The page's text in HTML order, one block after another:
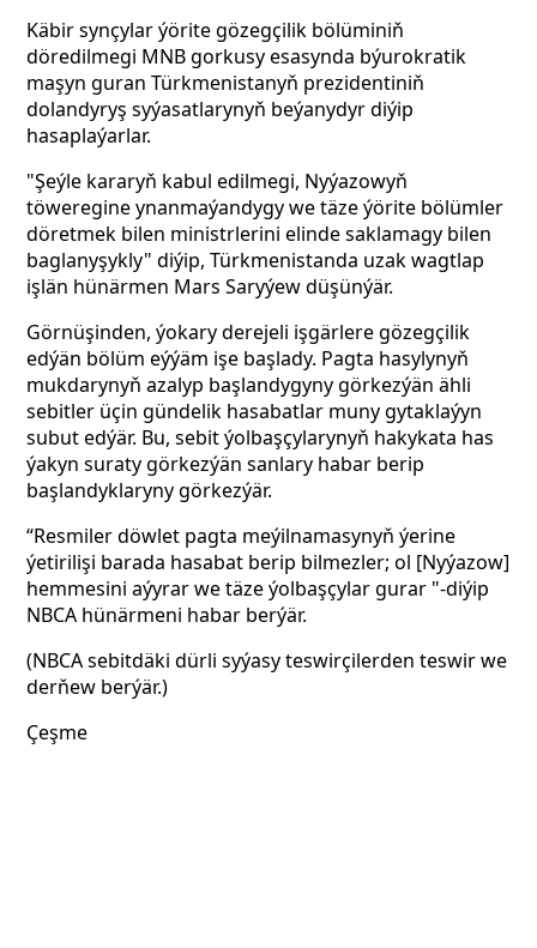
Käbir synçylar ýörite gözegçilik bölüminiň
döredilmegi MNB gorkusy esasynda býurokratik
maşyn guran Türkmenistanyň prezidentiniň
dolandyryş syýasatlarynyň beýanydyr diýip
hasaplaýarlar.
"Şeýle kararyň kabul edilmegi, Nyýazowyň
töweregine ynanmaýandygy we täze ýörite bölümler
döretmek bilen ministrlerini elinde saklamagy bilen
baglanyşykly" diýip, Türkmenistanda uzak wagtlap
işlän hünärmen Mars Saryýew düşünýär.
Görnüşinden, ýokary derejeli işgärlere gözegçilik
edýän bölüm eýýäm işe başlady. Pagta hasylynyň
mukdarynyň azalyp başlandygyny görkezýän ähli
sebitler üçin gündelik hasabatlar muny gytaklaýyn
subut edýär. Bu, sebit ýolbaşçylarynyň hakykata has
ýakyn suraty görkezýän sanlary habar berip
başlandyklaryny görkezýär.
“Resmiler döwlet pagta meýilnamasynyň ýerine
ýetirilişi barada hasabat berip bilmezler; ol [Nyýazow]
hemmesini aýyrar we täze ýolbaşçylar gurar "-diýip
NBCA hünärmeni habar berýär.
(NBCA sebitdäki dürli syýasy teswirçilerden teswir we
derňew berýär.)
Çeşme